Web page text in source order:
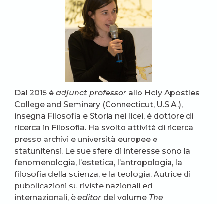
Dal 2015 è adjunct professor allo Holy Apostles
College and Seminary (Connecticut, U.S.A.),
insegna Filosofia e Storia nei licei, è dottore di
ricerca in Filosofia. Ha svolto attività di ricerca
presso archivi e università europee e
statunitensi. Le sue sfere di interesse sono la
fenomenologia, l’estetica, l’antropologia, la
filosofia della scienza, e la teologia. Autrice di
pubblicazioni su riviste nazionali ed
internazionali, è editor del volume The